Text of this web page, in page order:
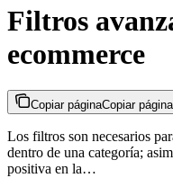
Filtros
ecommerce
Copiar páginaCopiar página
Los filtros son necesarios
dentro de una categoría;
positiva en la…